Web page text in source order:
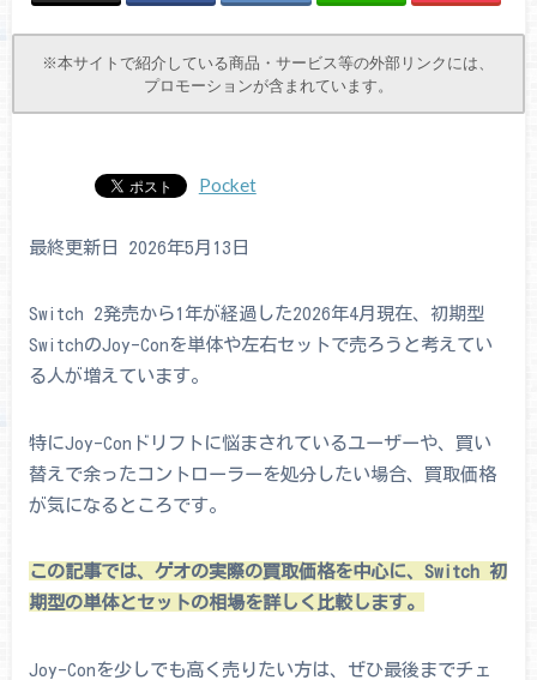
※本サイトで紹介している商品・サービス等の外部リンクには、
プロモーションが含まれています。
Pocket
最終更新日 2026年5月13日
Switch 2発売から1年が経過した2026年4月現在、初期型
SwitchのJoy-Conを単体や左右セットで売ろうと考えてい
る人が増えています。
特にJoy-Conドリフトに悩まされているユーザーや、買い
替えで余ったコントローラーを処分したい場合、買取価格
が気になるところです。
この記事では、ゲオの実際の買取価格を中心に、Switch 初
期型の単体とセットの相場を詳しく比較します。
Joy-Conを少しでも高く売りたい方は、ぜひ最後までチェ